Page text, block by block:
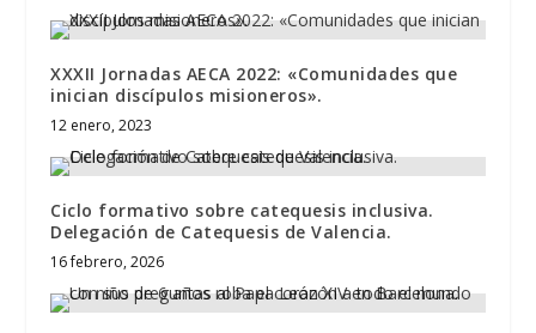
XXXII Jornadas AECA 2022: «Comunidades que
inician discípulos misioneros».
12 enero, 2023
Ciclo formativo sobre catequesis inclusiva.
Delegación de Catequesis de Valencia.
16 febrero, 2026